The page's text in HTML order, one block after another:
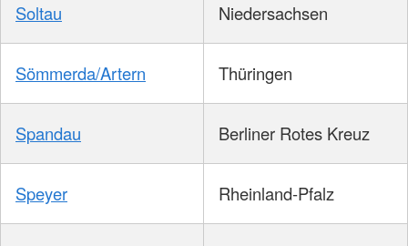
Soltau Niedersachsen
Sömmerda/Artern Thüringen
Spandau Berliner Rotes Kreuz
Speyer Rheinland-Pfalz